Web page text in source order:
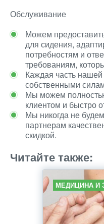
Обслуживание
Можем
для сидения,
потребностям и
требованиям,
Каждая часть
собственными
Мы можем
клиентом и быстро
Мы никогда не
партнерам
скидкой.
Читайте также:
МЕДИЦИНА И